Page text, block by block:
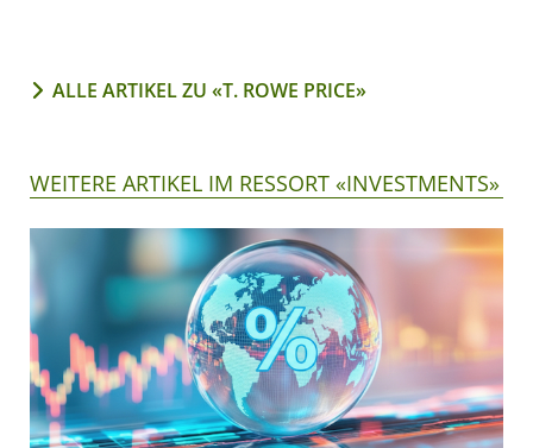
ALLE ARTIKEL ZU «T. ROWE PRICE»
WEITERE ARTIKEL IM RESSORT «INVESTMENTS»